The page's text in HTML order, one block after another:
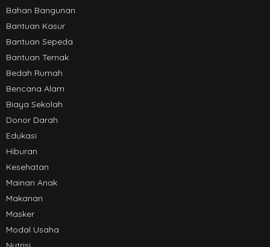
Bahan Bangunan
Bantuan Kasur
Bantuan Sepeda
Bantuan Ternak
Bedah Rumah
Bencana Alam
Biaya Sekolah
Donor Darah
Edukasi
Hiburan
Kesehatan
Mainan Anak
Makanan
Masker
Modal Usaha